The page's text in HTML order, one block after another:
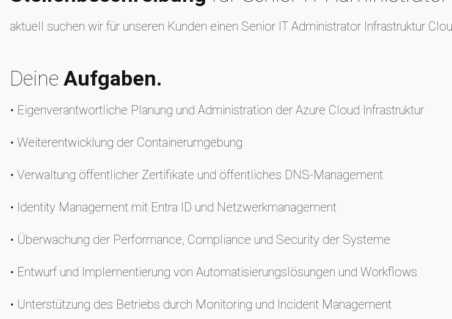
aktuell suchen wir für unseren Kunden einen Senior IT Administrator Infrastruktur
Deine Aufgaben.
• Eigenverantwortliche Planung und Administration der Azure Cloud Infrastruktur
• Weiterentwicklung der Containerumgebung
• Verwaltung öffentlicher Zertifikate und öffentliches DNS-Management
• Identity Management mit Entra ID und Netzwerkmanagement
• Überwachung der Performance, Compliance und Security der Systeme
• Entwurf und Implementierung von Automatisierungslösungen und Workflows
• Unterstützung des Betriebs durch Monitoring und Incident Management